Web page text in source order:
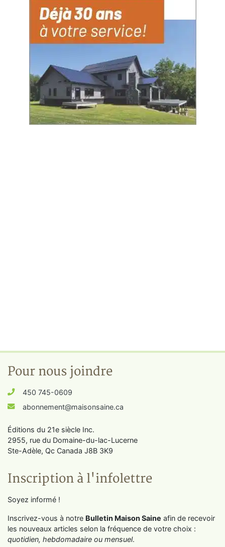
Pour nous joindre
450 745-0609
abonnement@maisonsaine.ca
Éditions du 21e siècle Inc.
2955, rue du Domaine-du-lac-Lucerne
Ste-Adèle, Qc Canada J8B 3K9
Inscription à l'infolettre
Soyez informé !
Inscrivez-vous à notre Bulletin Maison Saine afin de recevoir
les nouveaux articles selon la fréquence de votre choix :
quotidien, hebdomadaire ou mensuel.